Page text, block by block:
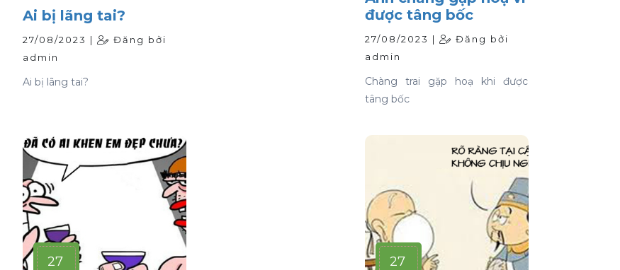
Ai bị lãng tai?
27/08/2023 |
Đăng bởi
admin
Ai bị lãng tai?
được tâng bốc
27/08/2023 |
Đăng bởi
admin
Chàng trai gặp hoạ khi được
tâng bốc
27 27